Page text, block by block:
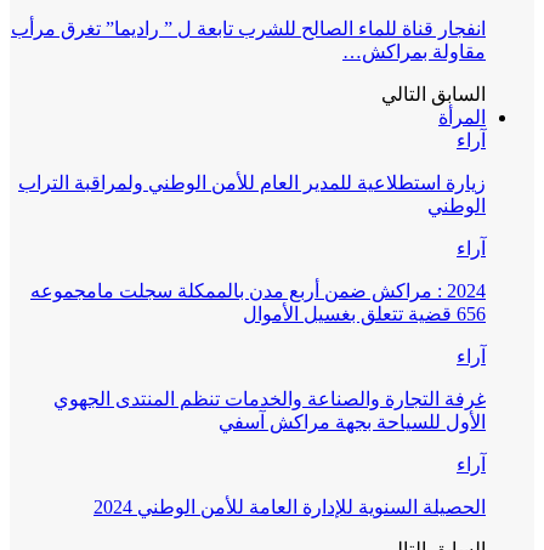
انفجار قناة للماء الصالح للشرب تابعة ل ” راديما” تغرق مرأب
مقاولة بمراكش…
السابق التالي
المرأة
آراء
زيارة استطلاعية للمدير العام للأمن الوطني ولمراقبة التراب
الوطني
آراء
2024 : مراكش ضمن أربع مدن بالممكلة سجلت مامجموعه
656 قضية تتعلق بغسيل الأموال
آراء
غرفة التجارة والصناعة والخدمات تنظم المنتدى الجهوي
الأول للسياحة بجهة مراكش آسفي
آراء
الحصيلة السنوية للإدارة العامة للأمن الوطني 2024